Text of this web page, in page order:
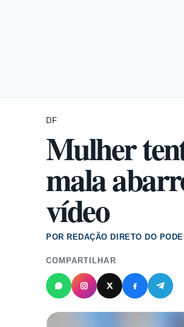
DF
Mulher
mala
vídeo
POR REDAÇÃO DIRETO DO
COMPARTILHAR